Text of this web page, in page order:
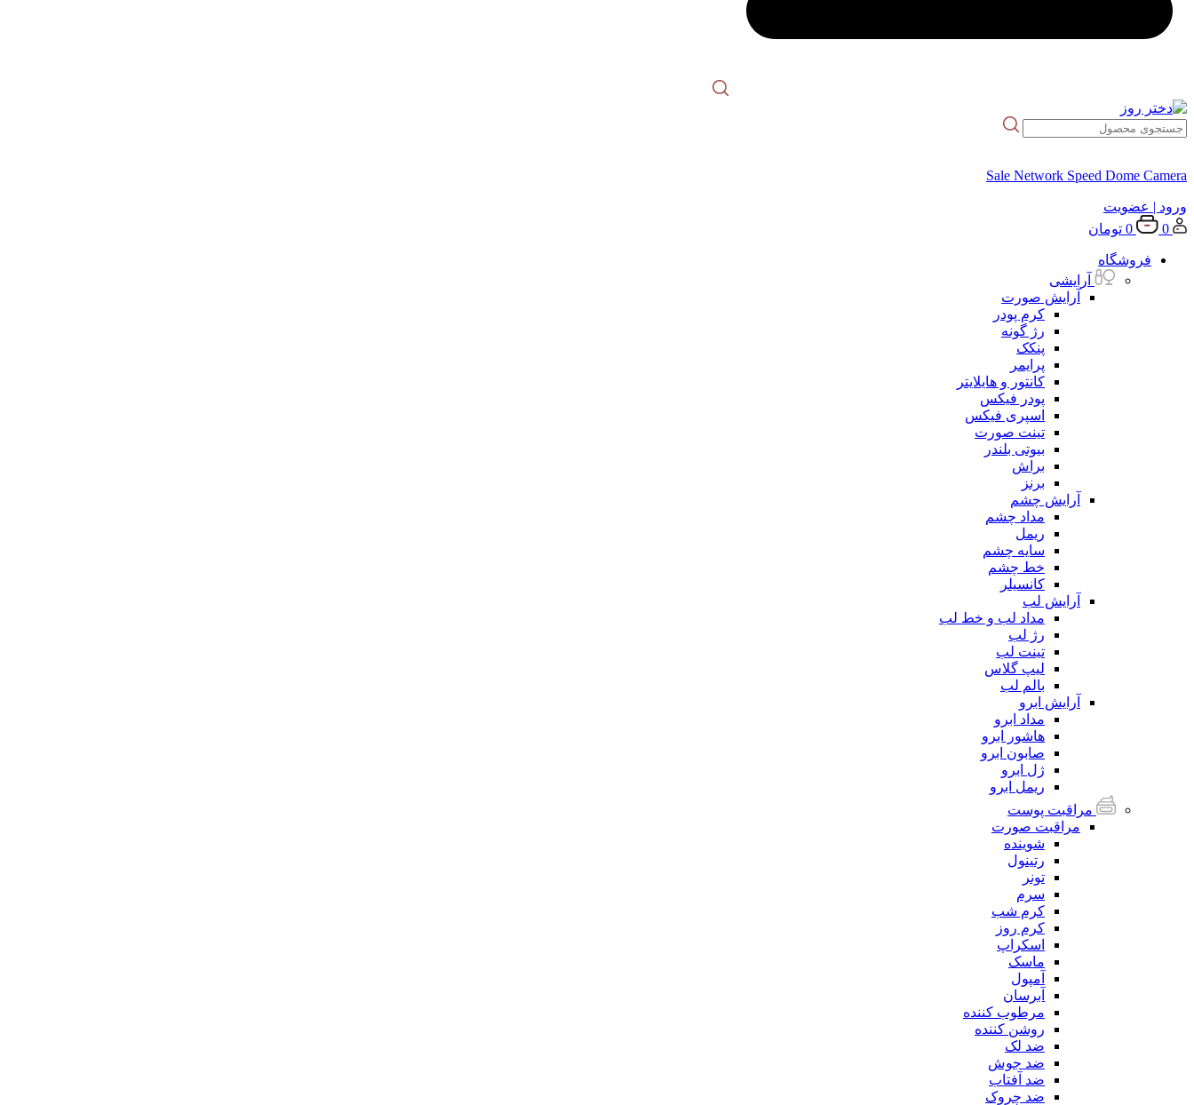
Sale Network Speed Dome Camera
ورود | عضویت
0
0 تومان
فروشگاه
آرایشی
آرایش صورت
کرم پودر
رژ گونه
پنکک
پرایمر
کانتور و هایلایتر
پودر فیکس
اسپری فیکس
تینت صورت
بیوتی بلندر
براش
برنز
آرایش چشم
مداد چشم
ریمل
سایه چشم
خط چشم
کانسیلر
آرایش لب
مداد لب و خط لب
رژ لب
تینت لب
لیپ گلاس
بالم لب
آرایش ابرو
مداد ابرو
هاشور ابرو
صابون ابرو
ژل ابرو
ریمل ابرو
مراقبت پوست
مراقبت صورت
شوینده
رتینول
تونر
سرم
کرم شب
کرم روز
اسکراپ
ماسک
آمپول
آبرسان
مرطوب کننده
روشن کننده
ضد لک
ضد جوش
ضد آفتاب
ضد چروک